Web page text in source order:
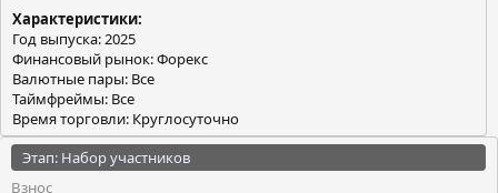
Характеристики
Год выпуска: 2025
Финансовый рынок: Форекс
Валютные пары: Все
Таймфреймы: Все
Время торговли: Круглосуточно
Этап: Набор участников
Взнос